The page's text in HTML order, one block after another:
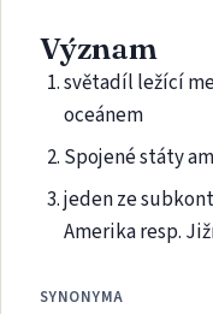
Význam
světadíl ležící
oceánem
Spojené státy
jeden ze
Amerika resp.
SYNONYMA